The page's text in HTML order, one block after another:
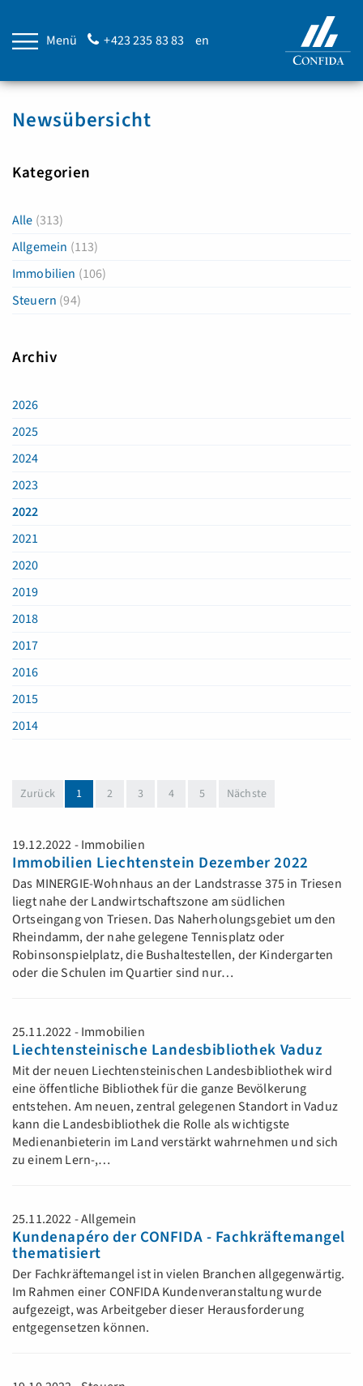
Menü +423 235 83 83 en
Newsübersicht
Kategorien
Alle (313)
Allgemein (113)
Immobilien (106)
Steuern (94)
Archiv
2026
2025
2024
2023
2022
2021
2020
2019
2018
2017
2016
2015
2014
Zurück 1(aktuell)
2 3 4 5 Nächste
19.12.2022 - Immobilien
Immobilien Liechtenstein Dezember 2022
Das MINERGIE-Wohnhaus an der Landstrasse 375 in Triesen
liegt nahe der Landwirtschaftszone am südlichen
Ortseingang von Triesen. Das Naherholungsgebiet um den
Rheindamm, der nahe gelegene Tennisplatz oder
Robinsonspielplatz, die Bushaltestellen, der Kindergarten
oder die Schulen im Quartier sind nur…
25.11.2022 - Immobilien
Liechtensteinische Landesbibliothek Vaduz
Mit der neuen Liechtensteinischen Landesbibliothek wird
eine öffentliche Bibliothek für die ganze Bevölkerung
entstehen. Am neuen, zentral gelegenen Standort in Vaduz
kann die Landesbibliothek die Rolle als wichtigste
Medienanbieterin im Land verstärkt wahrnehmen und sich
zu einem Lern-,…
25.11.2022 - Allgemein
Kundenapéro der CONFIDA - Fachkräftemangel
thematisiert
Der Fachkräftemangel ist in vielen Branchen allgegenwärtig.
Im Rahmen einer CONFIDA Kundenveranstaltung wurde
aufgezeigt, was Arbeitgeber dieser Herausforderung
entgegensetzen können.